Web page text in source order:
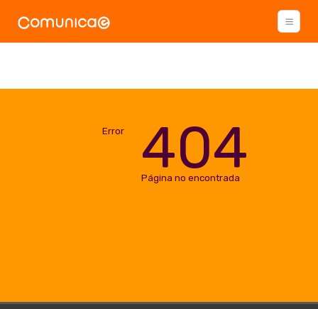
Error 404
Página no encontrada